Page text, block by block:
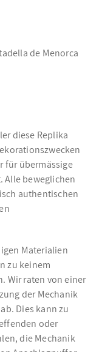
de Menorca
diese Replika
für übermässige
Alle beweglichen
authentischen
Materialien
zu keinem
Wir raten von einer
der Mechanik
Dies kann zu
oder
die Mechanik